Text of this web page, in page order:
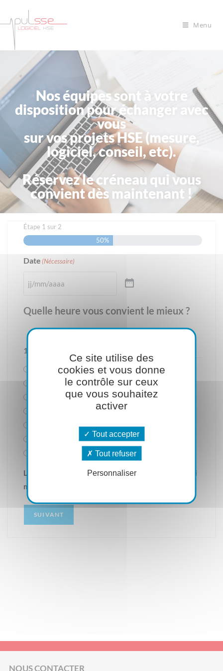
Menu
Nos équipes sont à votre
disposition pour échanger avec
vous
sur vos projets HSE (mesure,
logiciel, conseil, etc).
Réservez le créneau qui vous
convient dès maintenant !
Étape 1 sur 2
50%
Date (Nécessaire)
Quelle heure vous convient le mieux ?
1 heure
Les heures 9h à 12h ne sont pas disponibles le lundi
matin.
SUIVANT
NOUS CONTACTER
Ce site utilise des
cookies et vous donne
le contrôle sur ceux
que vous souhaitez
activer
Tout accepter
Tout refuser
Personnaliser